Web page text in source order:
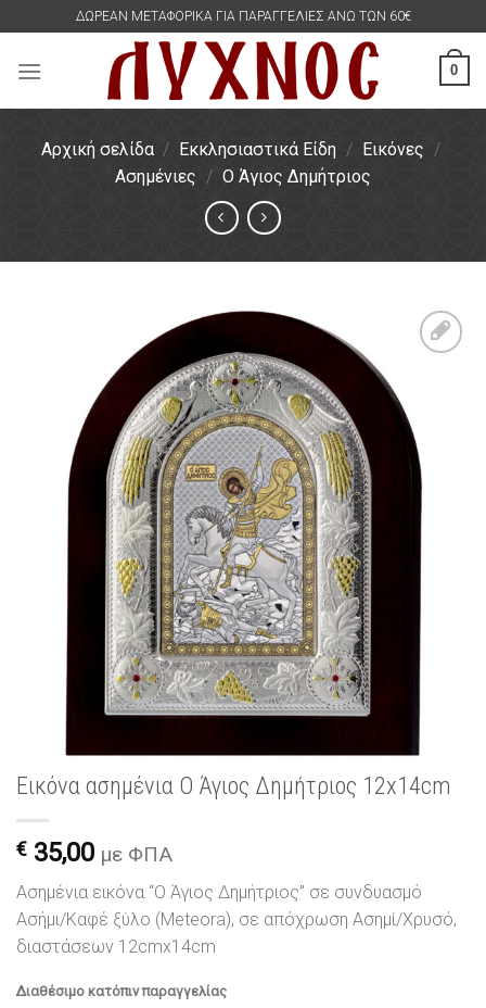
content
ΔΩΡΕΑΝ ΜΕΤΑΦΟΡΙΚΑ ΓΙΑ ΠΑΡΑΓΓΕΛΙΕΣ ΑΝΩ ΤΩΝ 60€
0
Αρχική σελίδα / Εκκλησιαστικά Είδη / Εικόνες /
Ασημένιες / Ο Άγιος Δημήτριος
λίστα
επιθυμιών
Εικόνα ασημένια Ο Άγιος Δημήτριος 12x14cm
€ 35,00 με ΦΠΑ
Ασημένια εικόνα “Ο Άγιος Δημήτριος” σε συνδυασμό
Ασήμι/Καφέ ξύλο (Meteora), σε απόχρωση Ασημί/Χρυσό,
διαστάσεων 12cmx14cm
Διαθέσιμο κατόπιν παραγγελίας